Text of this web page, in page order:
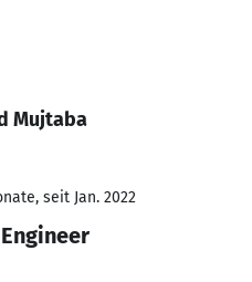
Mujtaba
seit Jan. 2022